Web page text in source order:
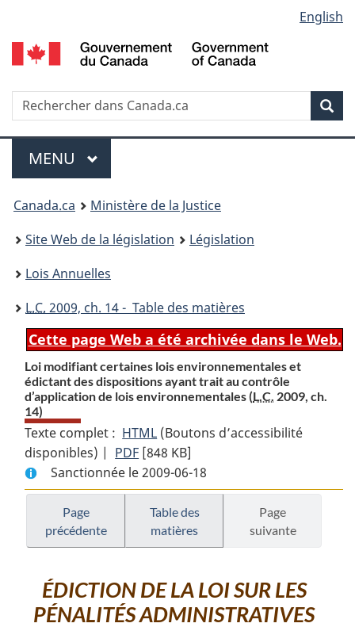
au
contenu
propos
de
la
HTML
simplifiée
selection
English
Recherche
Menu
MENU PRINCIPAL
You
are
here:
Canada.ca
Ministère de la Justice
Site Web de la législation
Législation
Lois Annuelles
L.C. 2009, ch. 14 - Table des matières
Cette page Web a été archivée dans le Web.
Loi modifiant certaines lois environnementales et
édictant des dispositions ayant trait au contrôle
d’application de lois environnementales (L.C. 2009, ch.
14)
Texte complet : HTML Texte
complet
:
Loi
modifiant
certaines
lois
et
édictant
(Boutons d’accessibilité
disponibles) | PDF Texte
complet
:
Loi
modifiant
certaines
environnementales
et
[848 KB]
Sanctionnée le 2009-06-18
Page
précédente
Table des
matières
Page
suivante
ÉDICTION DE LA LOI SUR LES
PÉNALITÉS ADMINISTRATIVES